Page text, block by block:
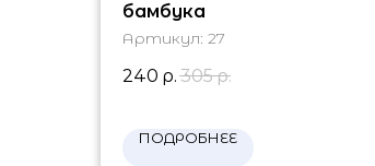
бамбука
Артикул: 27
240 р. 305 р.
ПОДРОБНЕЕ